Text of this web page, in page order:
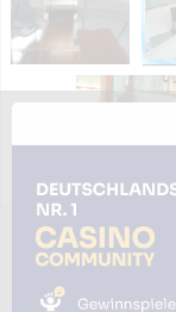
Das dargestellte Bild
übernimmt keinerlei
jedoch bei